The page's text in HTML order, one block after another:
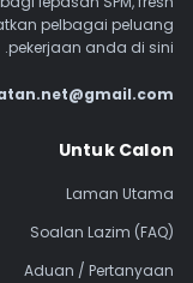
pelbagai peluang
pekerjaan anda di sini.
Navigasi Footer
Untuk Calon
Laman Utama
Soalan Lazim (FAQ)
Aduan / Pertanyaan